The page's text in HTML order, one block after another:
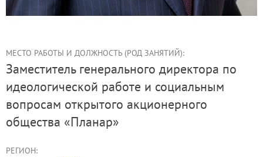
МЕСТО РАБОТЫ И ДОЛЖНОСТЬ (РОД ЗАНЯТИЙ):
Заместитель генерального директора по
идеологической работе и социальным
вопросам открытого акционерного
общества «Планар»
РЕГИОН: